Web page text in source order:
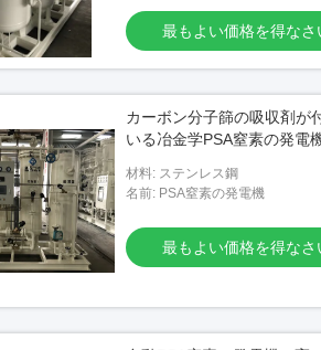
最もよい価格を得なさ
カーボン分子篩の吸収剤が
いる冶金学PSA窒素の発電
材料: ステンレス鋼
名前: PSA窒素の発電機
最もよい価格を得なさ